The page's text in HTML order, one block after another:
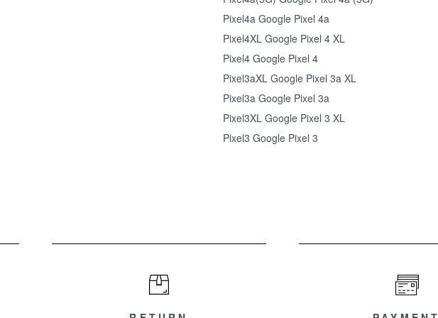
Pixel4a Google Pixel 4a
Pixel4XL Google Pixel 4 XL
Pixel4 Google Pixel 4
Pixel3aXL Google Pixel 3a XL
Pixel3a Google Pixel 3a
Pixel3XL Google Pixel 3 XL
Pixel3 Google Pixel 3